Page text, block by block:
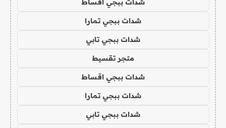
شدات ببجي اقساط
شدات ببجي تمارا
شدات ببجي تابي
متجر تقسيط
شدات ببجي اقساط
شدات ببجي تمارا
شدات ببجي تابي